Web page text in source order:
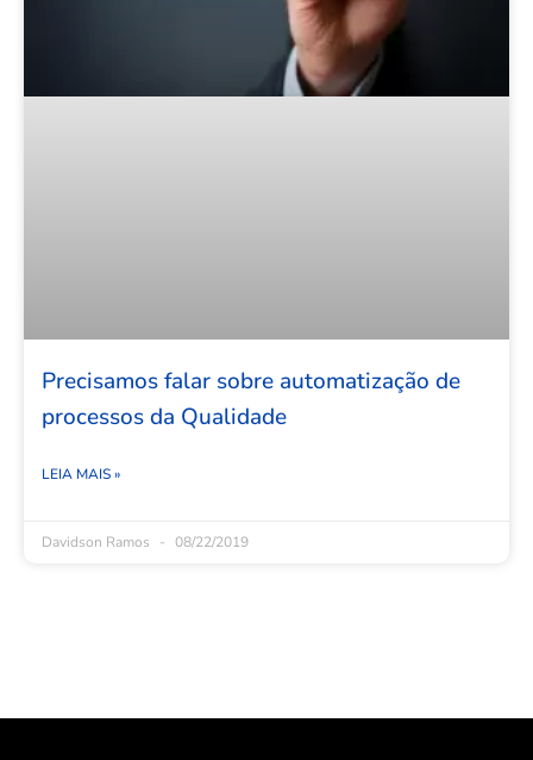
Precisamos falar sobre automatização de
processos da Qualidade
LEIA MAIS »
Davidson Ramos 08/22/2019